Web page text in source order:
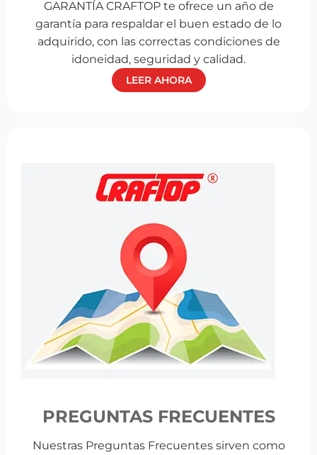
GARANTÍA CRAFTOP te ofrece un año de
garantía para respaldar el buen estado de lo
adquirido, con las correctas condiciones de
idoneidad, seguridad y calidad.
LEER AHORA
PREGUNTAS FRECUENTES
Nuestras Preguntas Frecuentes sirven como